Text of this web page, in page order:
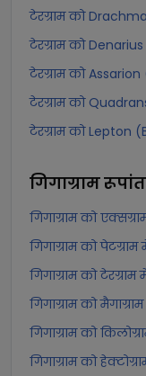
टेरग्राम को
टेरग्राम को
टेरग्राम को
टेरग्राम को
टेरग्राम को Lepton
गिगाग्राम
गिगाग्राम को
गिगाग्राम को
गिगाग्राम को
गिगाग्राम को
गिगाग्राम को
गिगाग्राम को